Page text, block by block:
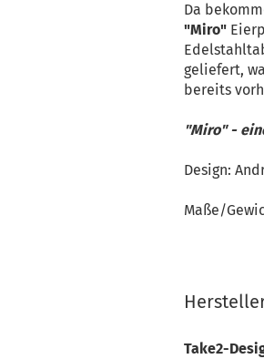
Da
"Miro"
geliefert,
bereits
"Miro" -
Design:
Maße/
Take2-